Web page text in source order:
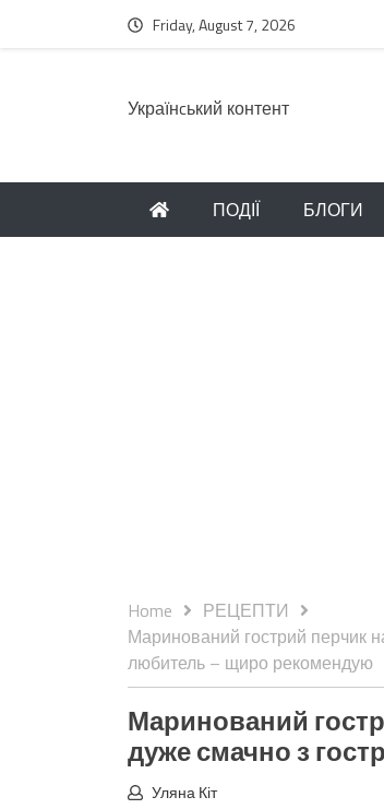
Friday, August 7, 2026
Українcький контент
ПОДІЇ БЛОГИ
Home
РЕЦЕПТИ
Маринований гострий перчик
любитель – щиро рекомендую
Маринований
дуже смачно з
Уляна Кіт